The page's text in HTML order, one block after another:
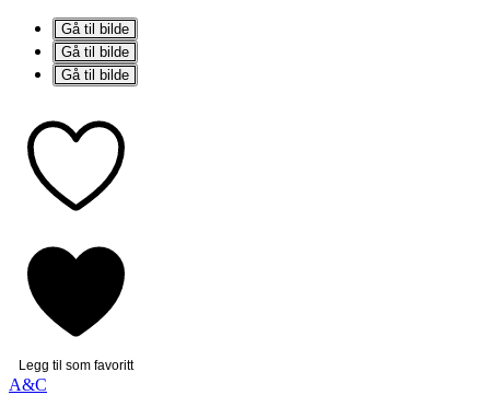
Gå til bilde
Gå til bilde
Gå til bilde
Legg til som favoritt
A&C